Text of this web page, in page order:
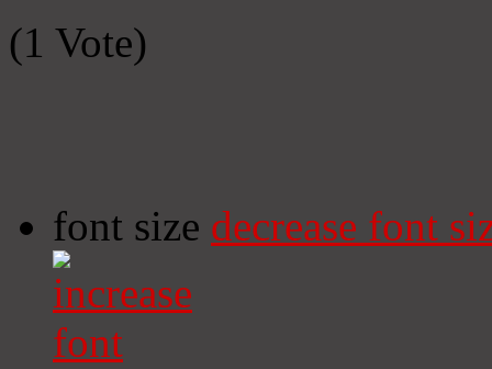
(1 Vote)
font size decrease font